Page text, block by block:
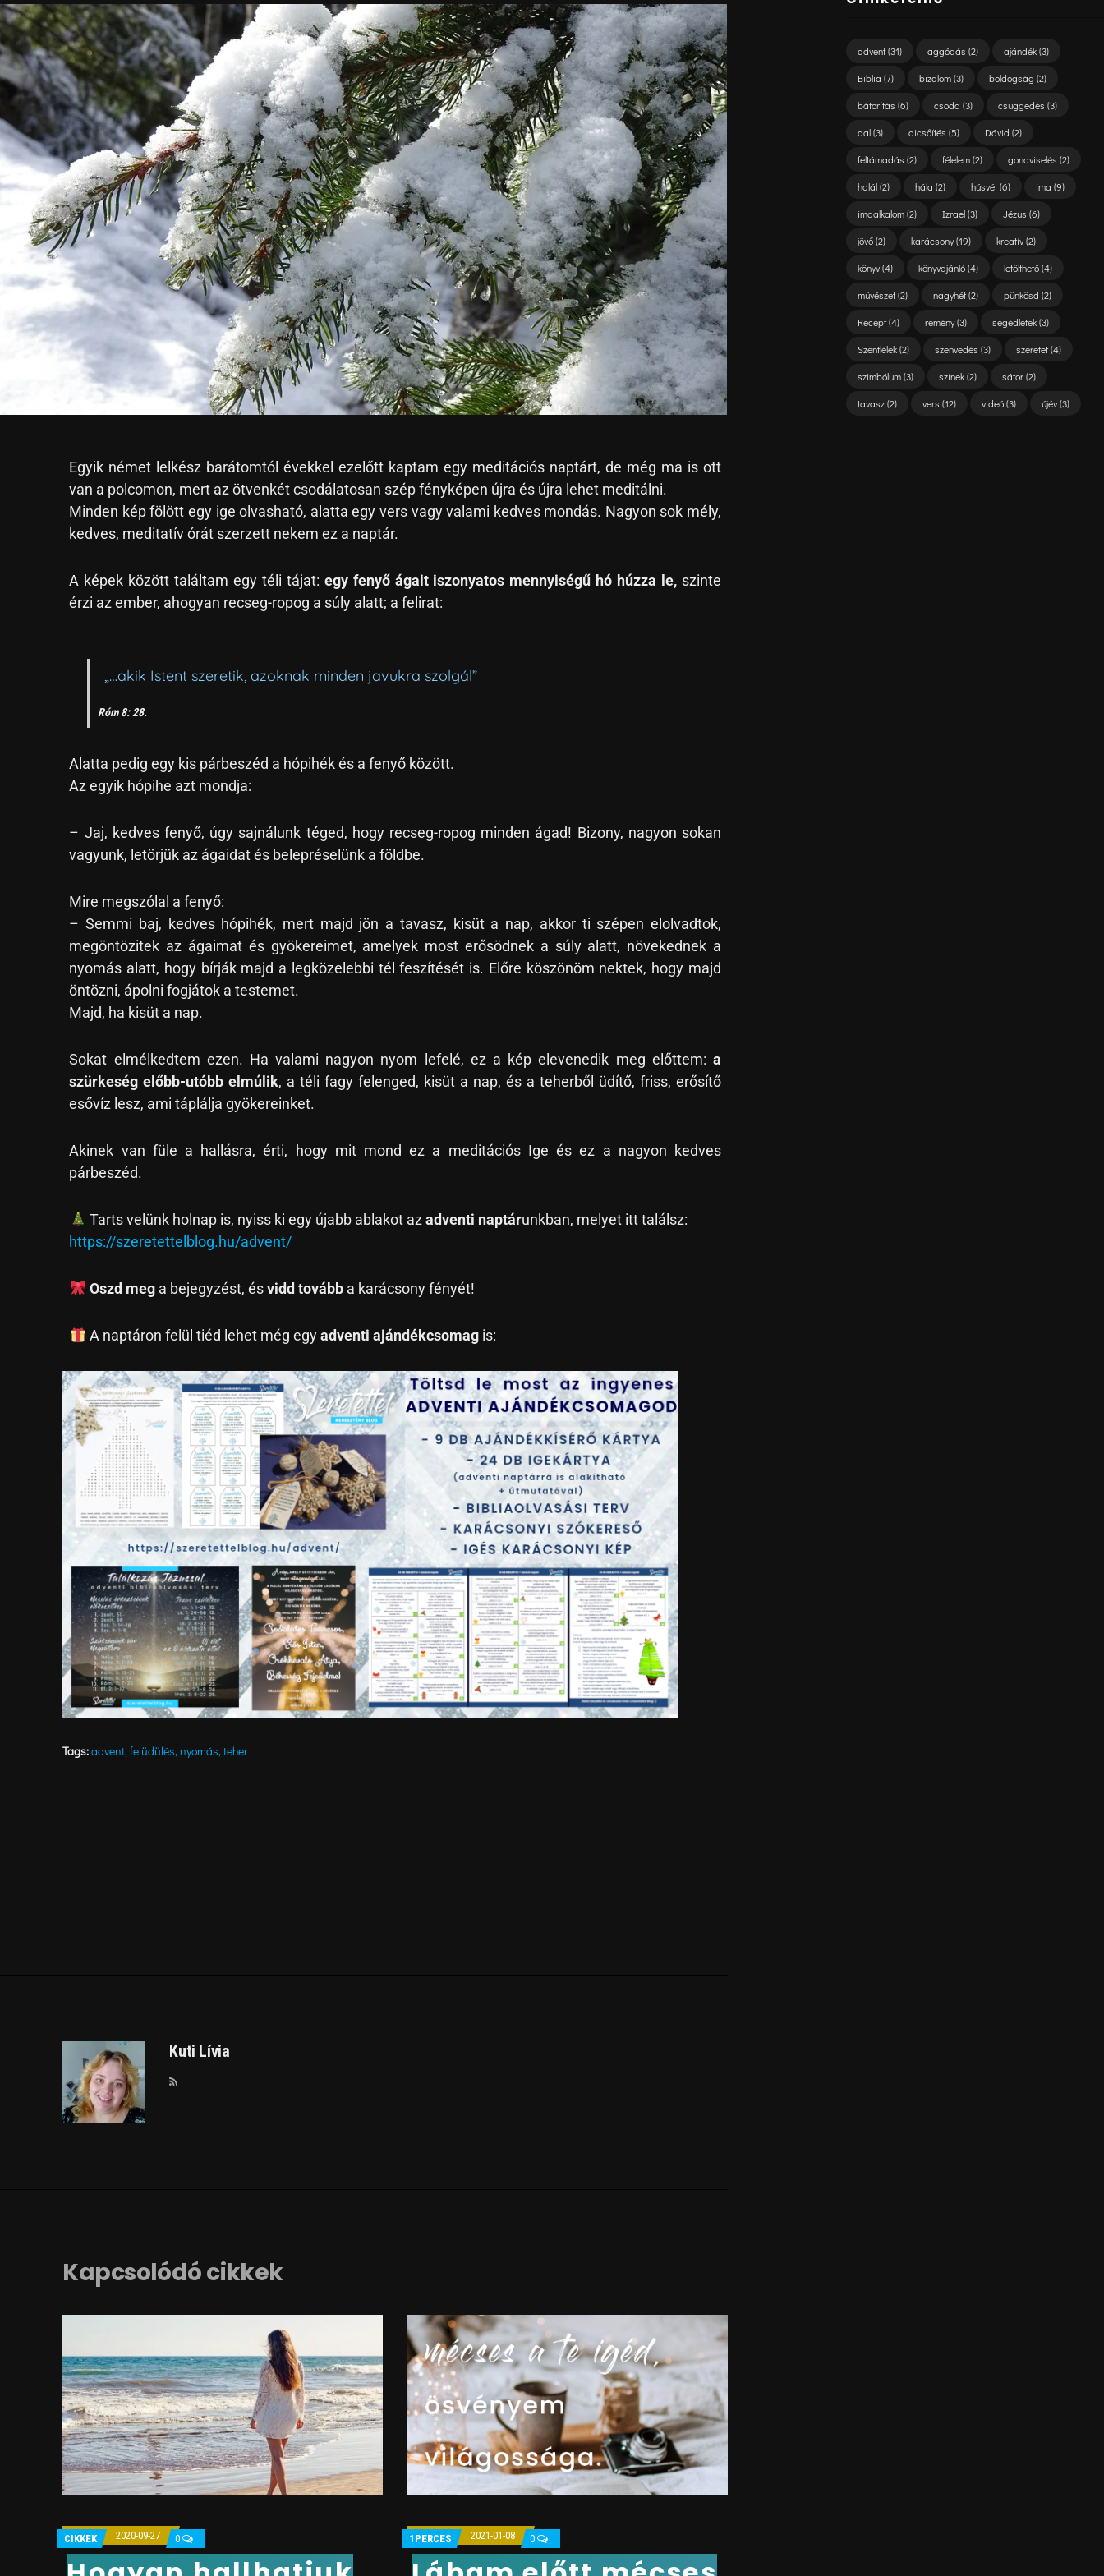
Egyik német lelkész barátomtól évekkel ezelőtt kaptam egy meditációs naptárt, de még ma is ott
van a polcomon, mert az ötvenkét csodálatosan szép fényképen újra és újra lehet meditálni.
Minden kép fölött egy ige olvasható, alatta egy vers vagy valami kedves mondás. Nagyon sok mély,
kedves, meditatív órát szerzett nekem ez a naptár.
A képek között találtam egy téli tájat: egy fenyő ágait iszonyatos mennyiségű hó húzza le, szinte
érzi az ember, ahogyan recseg-ropog a súly alatt; a felirat:
„…akik Istent szeretik, azoknak minden javukra szolgál”
Róm 8: 28.
Alatta pedig egy kis párbeszéd a hópihék és a fenyő között.
Az egyik hópihe azt mondja:
– Jaj, kedves fenyő, úgy sajnálunk téged, hogy recseg-ropog minden ágad! Bizony, nagyon sokan
vagyunk, letörjük az ágaidat és belepréselünk a földbe.
Mire megszólal a fenyő:
– Semmi baj, kedves hópihék, mert majd jön a tavasz, kisüt a nap, akkor ti szépen elolvadtok,
megöntözitek az ágaimat és gyökereimet, amelyek most erősödnek a súly alatt, növekednek a
nyomás alatt, hogy bírják majd a legközelebbi tél feszítését is. Előre köszönöm nektek, hogy majd
öntözni, ápolni fogjátok a testemet.
Majd, ha kisüt a nap.
Sokat elmélkedtem ezen. Ha valami nagyon nyom lefelé, ez a kép elevenedik meg előttem: a
szürkeség előbb-utóbb elmúlik, a téli fagy felenged, kisüt a nap, és a teherből üdítő, friss, erősítő
esővíz lesz, ami táplálja gyökereinket.
Akinek van füle a hallásra, érti, hogy mit mond ez a meditációs Ige és ez a nagyon kedves
párbeszéd.
Tarts velünk holnap is, nyiss ki egy újabb ablakot azadventi naptárunkban, melyet itt találsz:
https://szeretettelblog.hu/advent/
Oszd mega bejegyzést, ésvidd továbba karácsony fényét!
A naptáron felül tiéd lehet még egyadventi ajándékcsomagis:
Tags:advent,felüdülés,nyomás,teher
Kuti Lívia
Kapcsolódó cikkek
CIKKEK 2020-09-27 0 1PERCES 2021-01-08 0
advent(31) aggódás (2) ajándék(3)
Biblia (7) bizalom(3) boldogság (2)
bátorítás (6) csoda (3) csüggedés (3)
dal(3) dicsőítés (5) Dávid (2)
feltámadás (2) félelem(2) gondviselés (2)
halál(2) hála (2) húsvét(6) ima (9)
imaalkalom(2) Izrael(3) Jézus (6)
jövő(2) karácsony(19) kreatív(2)
könyv(4) könyvajánló(4) letölthető(4)
művészet(2) nagyhét(2) pünkösd (2)
Recept(4) remény(3) segédletek(3)
Szentlélek(2) szenvedés (3) szeretet(4)
szimbólum(3) színek(2) sátor(2)
tavasz(2) vers (12) videó(3) újév(3)